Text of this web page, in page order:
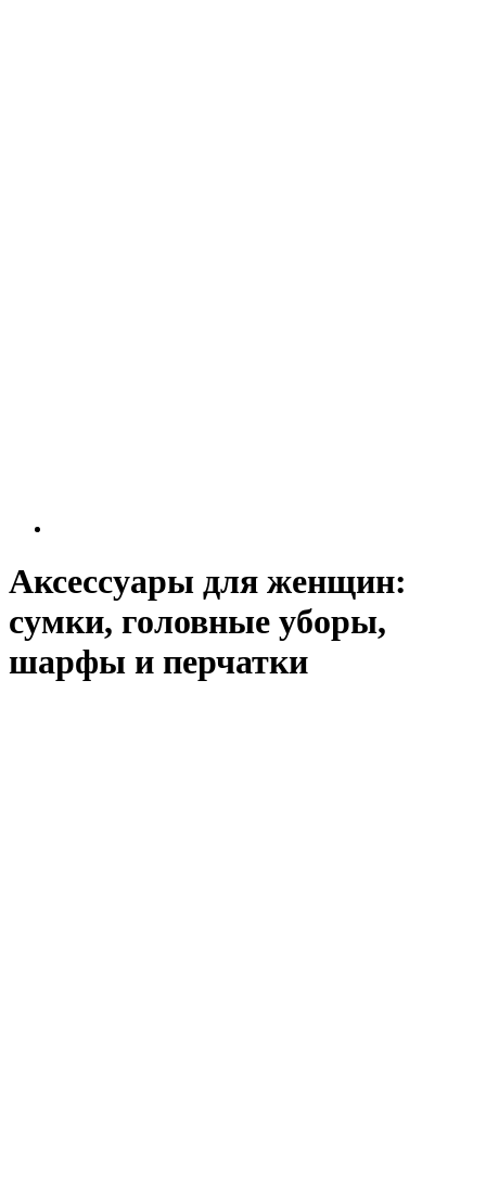
Аксессуары для женщин:
сумки, головные уборы,
шарфы и перчатки